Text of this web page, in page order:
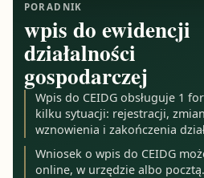
PORADNIK
wpis do ewidencji
działalności
gospodarczej
Wpis do CEIDG obsługuje 1
kilku sytuacji: rejestracji,
wznowienia i zakończenia
Wniosek o wpis do CEIDG
online, w urzędzie albo pocztą.